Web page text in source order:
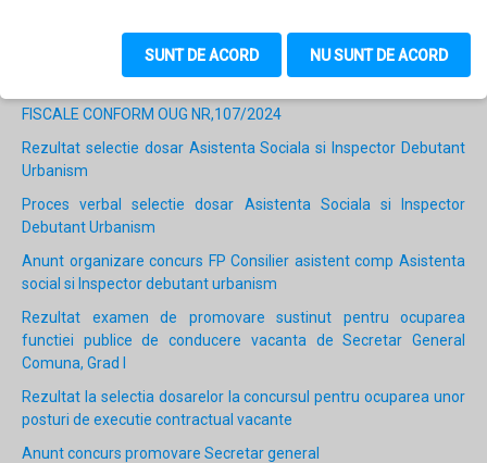
Rezultat concurs proba scrisa functie publica asistenta sociala
FISCALE CONFORM OUG NR,107/2024
Rezultat selectie dosar Asistenta Sociala si Inspector Debutant
Urbanism
Proces verbal selectie dosar Asistenta Sociala si Inspector
Debutant Urbanism
Anunt organizare concurs FP Consilier asistent comp Asistenta
social si Inspector debutant urbanism
Rezultat examen de promovare sustinut pentru ocuparea
functiei publice de conducere vacanta de Secretar General
Comuna, Grad I
Rezultat la selectia dosarelor la concursul pentru ocuparea unor
posturi de executie contractual vacante
Anunt concurs promovare Secretar general
SUNT DE ACORD NU SUNT DE ACORD